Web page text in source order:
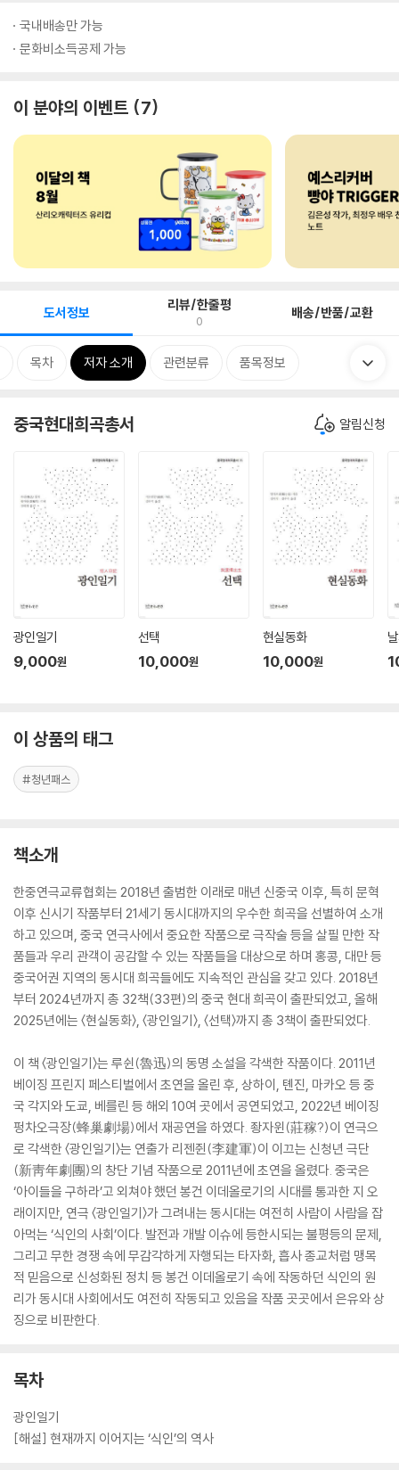
국내배송만 가능
문화비소득공제 가능
이 분야의 이벤트 7
도서정보 리뷰/한줄평
0 배송/반품/교환
목차 저자 소개 관련분류 품목정보
중국현대희곡총서 알림신청
광인일기
9,000원
선택
10,000원
현실동화
10,000원
이 상품의 태그
#청년패스
책소개
한중연극교류협회는 2018년 출범한 이래로 매년 신중국 이후, 특히 문혁
이후 신시기 작품부터 21세기 동시대까지의 우수한 희곡을 선별하여 소개
하고 있으며, 중국 연극사에서 중요한 작품으로 극작술 등을 살필 만한 작
품들과 우리 관객이 공감할 수 있는 작품들을 대상으로 하며 홍콩, 대만 등
중국어권 지역의 동시대 희곡들에도 지속적인 관심을 갖고 있다. 2018년
부터 2024년까지 총 32책(33편)의 중국 현대 희곡이 출판되었고, 올해
2025년에는 〈현실동화〉, 〈광인일기〉, 〈선택〉까지 총 3책이 출판되었다.
이 책 〈광인일기〉는 루쉰(魯迅)의 동명 소설을 각색한 작품이다. 2011년
베이징 프린지 페스티벌에서 초연을 올린 후, 상하이, 톈진, 마카오 등 중
국 각지와 도쿄, 베를린 등 해외 10여 곳에서 공연되었고, 2022년 베이징
펑차오극장(蜂巢劇場)에서 재공연을 하였다. 좡자윈(莊稼?)이 연극으
로 각색한 〈광인일기〉는 연출가 리젠쥔(李建軍)이 이끄는 신청년 극단
(新靑年劇團)의 창단 기념 작품으로 2011년에 초연을 올렸다. 중국은
‘아이들을 구하라’고 외쳐야 했던 봉건 이데올로기의 시대를 통과한 지 오
래이지만, 연극 〈광인일기〉가 그려내는 동시대는 여전히 사람이 사람을 잡
아먹는 ‘식인의 사회’이다. 발전과 개발 이슈에 등한시되는 불평등의 문제,
그리고 무한 경쟁 속에 무감각하게 자행되는 타자화, 흡사 종교처럼 맹목
적 믿음으로 신성화된 정치 등 봉건 이데올로기 속에 작동하던 식인의 원
리가 동시대 사회에서도 여전히 작동되고 있음을 작품 곳곳에서 은유와 상
징으로 비판한다.
목차
광인일기
[해설] 현재까지 이어지는 ‘식인’의 역사